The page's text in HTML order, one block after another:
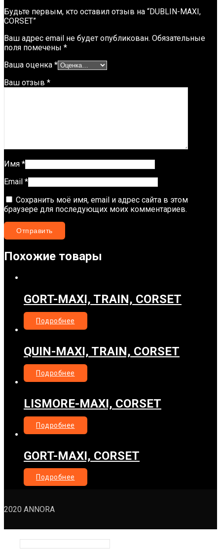
Будьте первым, кто оставил отзыв на “DUBLIN-MAXI,
CORSET”
Ваш адрес email не будет опубликован. Обязательные
поля помечены *
Ваша оценка *
Ваш отзыв *
Имя *
Email *
Сохранить моё имя, email и адрес сайта в этом
браузере для последующих моих комментариев.
Похожие товары
GORT-MAXI, TRAIN, CORSET
Подробнее
QUIN-MAXI, TRAIN, CORSET
Подробнее
LISMORE-MAXI, CORSET
Подробнее
GORT-MAXI, CORSET
Подробнее
2020 ANNORA